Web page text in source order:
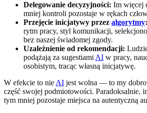
Delegowanie decyzyjności: Im więcej
mniej kontroli pozostaje w rękach
Przejęcie inicjatywy przez algorytmy:
rytm pracy, styl komunikacji,
bez naszej świadomej zgody.
Uzależnienie od rekomendacji:
podążają za sugestiami AI w pracy,
osobistym, tracąc własną inicjatywę.
W efekcie to nie AI jest wolna — to my
część swojej podmiotowości. Paradoksalnie,
tym mniej pozostaje miejsca na autentyczną